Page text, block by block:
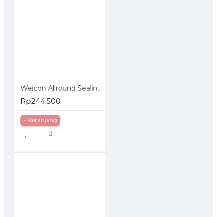
Weicon Allround Sealing Spray 400 ml Lem Anti Bocor
Rp244.500
+ Keranjang